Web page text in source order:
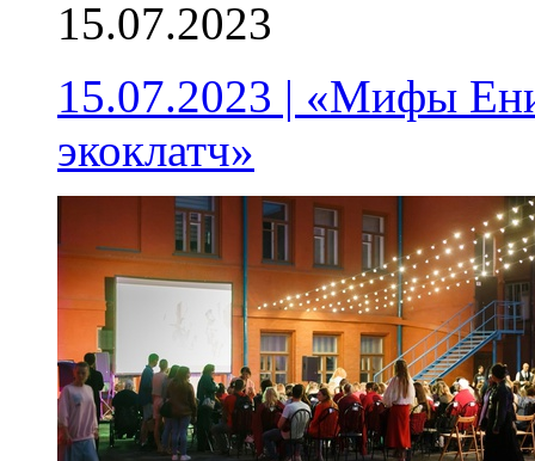
15.07.2023
15.07.2023 | «Мифы
экоклатч»